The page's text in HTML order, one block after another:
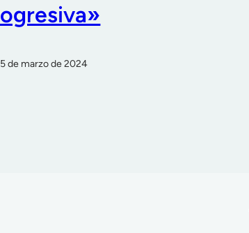
de marzo de 2024